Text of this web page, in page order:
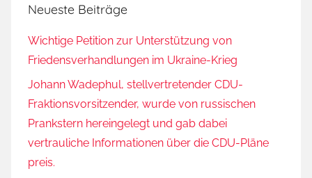
Neueste Beiträge
Wichtige Petition zur Unterstützung von
Friedensverhandlungen im Ukraine-Krieg
Johann Wadephul, stellvertretender CDU-
Fraktionsvorsitzender, wurde von russischen
Prankstern hereingelegt und gab dabei
vertrauliche Informationen über die CDU-Pläne
preis.